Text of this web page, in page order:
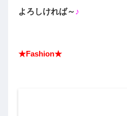
よろしければ～♪
★Fashion★